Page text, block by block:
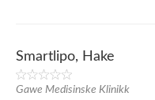
Smartlipo, Hake
Gawe Medisinske Klinikk